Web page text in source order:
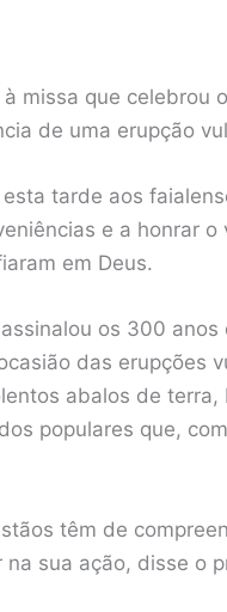
missa que
de uma erupção
tarde aos
e a honrar
em Deus.
os 300
das erupções
abalos de
populares que,
têm de
sua ação, disse o